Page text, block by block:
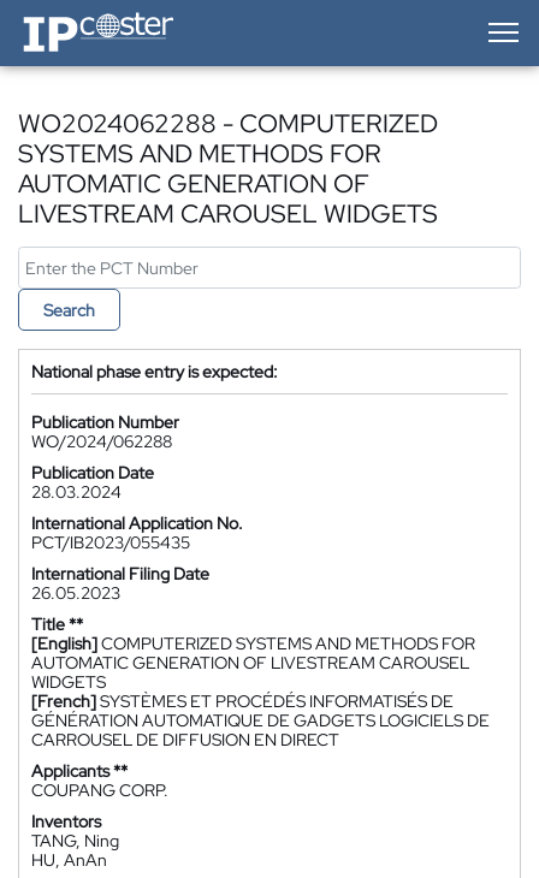
IP-Coster — Home
WO2024062288 - COMPUTERIZED
SYSTEMS AND METHODS FOR
AUTOMATIC GENERATION OF
LIVESTREAM CAROUSEL WIDGETS
Search
National phase entry is expected:
Publication Number
WO/2024/062288
Publication Date
28.03.2024
International Application No.
PCT/IB2023/055435
International Filing Date
26.05.2023
Title **
[English]COMPUTERIZED SYSTEMS AND METHODS FOR
AUTOMATIC GENERATION OF LIVESTREAM CAROUSEL
WIDGETS
[French]SYSTÈMES ET PROCÉDÉS INFORMATISÉS DE
GÉNÉRATION AUTOMATIQUE DE GADGETS LOGICIELS DE
CARROUSEL DE DIFFUSION EN DIRECT
Applicants **
COUPANG CORP.
Inventors
TANG, Ning
HU, AnAn